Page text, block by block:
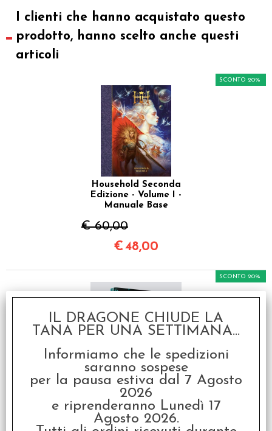
I clienti che hanno acquistato questo
prodotto, hanno scelto anche questi
articoli
Household Seconda
Edizione - Volume I -
Manuale Base
€ 60,00
SCONTO 20%
€48,00
Vileborn - Manuale
Base
€ 40,00
SCONTO 20%
IL DRAGONE CHIUDE LA
TANA PER UNA SETTIMANA...
Informiamo che le spedizioni
saranno sospese
per la pausa estiva dal 7 Agosto
2026
e riprenderanno Lunedì 17
Agosto 2026.